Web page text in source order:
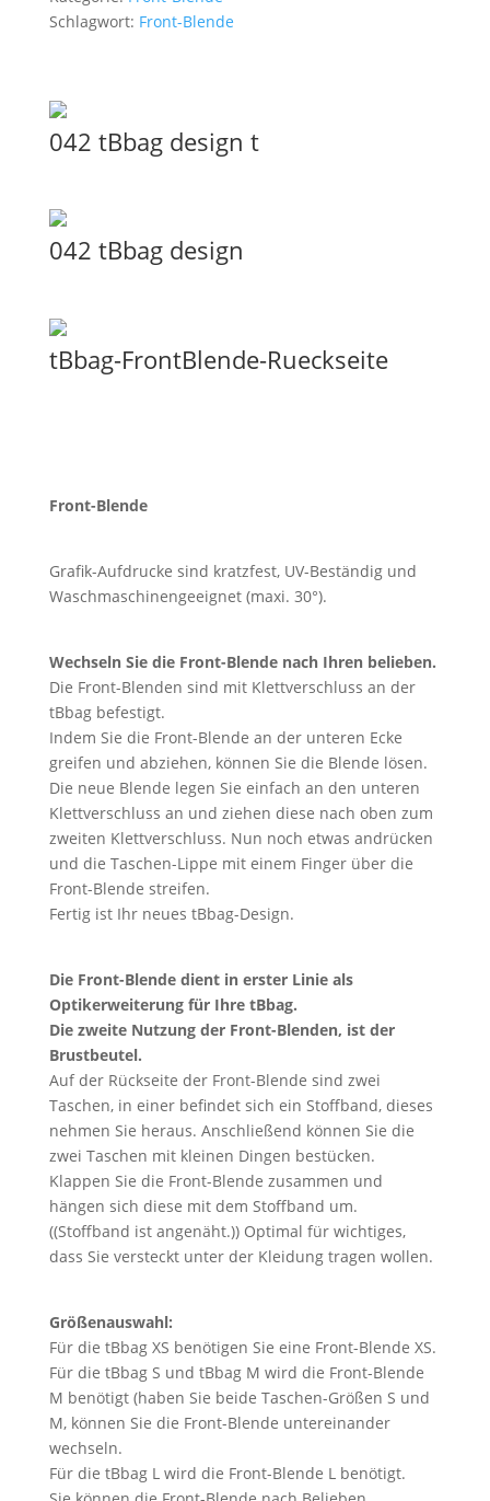
Schlagwort: Front-Blende
042 tBbag design t
042 tBbag design
tBbag-FrontBlende-Rueckseite
Front-Blende
Grafik-Aufdrucke sind kratzfest, UV-Beständig und
Waschmaschinengeeignet (maxi. 30°).
Wechseln Sie die Front-Blende nach Ihren belieben.
Die Front-Blenden sind mit Klettverschluss an der
tBbag befestigt.
Indem Sie die Front-Blende an der unteren Ecke
greifen und abziehen, können Sie die Blende lösen.
Die neue Blende legen Sie einfach an den unteren
Klettverschluss an und ziehen diese nach oben zum
zweiten Klettverschluss. Nun noch etwas andrücken
und die Taschen-Lippe mit einem Finger über die
Front-Blende streifen.
Fertig ist Ihr neues tBbag-Design.
Die Front-Blende dient in erster Linie als
Optikerweiterung für Ihre tBbag.
Die zweite Nutzung der Front-Blenden, ist der
Brustbeutel.
Auf der Rückseite der Front-Blende sind zwei
Taschen, in einer befindet sich ein Stoffband, dieses
nehmen Sie heraus. Anschließend können Sie die
zwei Taschen mit kleinen Dingen bestücken.
Klappen Sie die Front-Blende zusammen und
hängen sich diese mit dem Stoffband um.
((Stoffband ist angenäht.)) Optimal für wichtiges,
dass Sie versteckt unter der Kleidung tragen wollen.
Größenauswahl:
Für die tBbag XS benötigen Sie eine Front-Blende XS.
Für die tBbag S und tBbag M wird die Front-Blende
M benötigt (haben Sie beide Taschen-Größen S und
M, können Sie die Front-Blende untereinander
wechseln.
Für die tBbag L wird die Front-Blende L benötigt.